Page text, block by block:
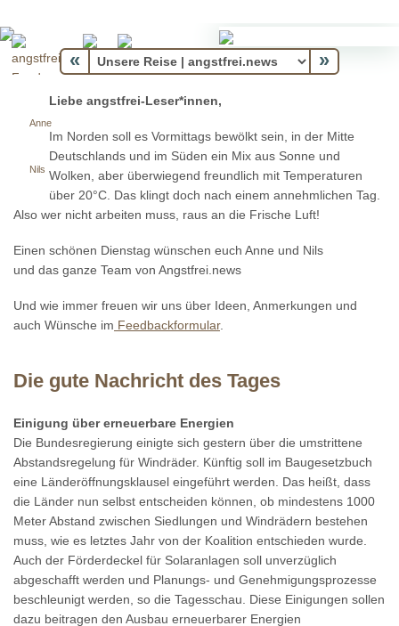
« »
Anne
Nils
Liebe angstfrei-Leser*innen,
Im Norden soll es Vormittags bewölkt sein, in der Mitte
Deutschlands und im Süden ein Mix aus Sonne und
Wolken, aber überwiegend freundlich mit Temperaturen
über 20°C. Das klingt doch nach einem annehmlichen Tag.
Also wer nicht arbeiten muss, raus an die Frische Luft!
Einen schönen Dienstag wünschen euch Anne und Nils
und das ganze Team von Angstfrei.news
Und wie immer freuen wir uns über Ideen, Anmerkungen und
auch Wünsche im Feedbackformular.
Die gute Nachricht des Tages
Einigung über erneuerbare Energien
Die Bundesregierung einigte sich gestern über die umstrittene
Abstandsregelung für Windräder. Künftig soll im Baugesetzbuch
eine Länderöffnungsklausel eingeführt werden. Das heißt, dass
die Länder nun selbst entscheiden können, ob mindestens 1000
Meter Abstand zwischen Siedlungen und Windrädern bestehen
muss, wie es letztes Jahr von der Koalition entschieden wurde.
Auch der Förderdeckel für Solaranlagen soll unverzüglich
abgeschafft werden und Planungs- und Genehmigungsprozesse
beschleunigt werden, so die Tagesschau. Diese Einigungen sollen
dazu beitragen den Ausbau erneuerbarer Energien